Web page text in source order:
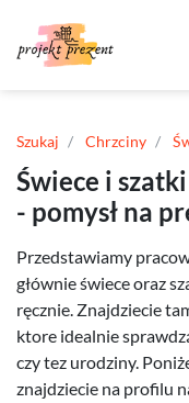
Szukaj Chrzciny
Świece i
- pomysł na
Przedstawiamy
głównie świece oraz
ręcznie. Znajdziecie
ktore idealnie
czy tez urodziny.
znajdziecie na profilu